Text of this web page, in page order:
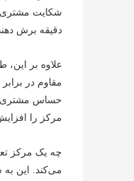
شکایت مشتری.
دقیقه برش
حساس مشتری
مرکز را
می‌کند. این به